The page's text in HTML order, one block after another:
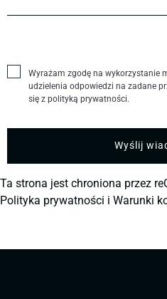
Wyrażam zgodę na wykorzystanie
udzielenia odpowiedzi na zadane
się z polityką prywatności.
Ta strona jest chroniona przez
Polityka prywatności i Warunki